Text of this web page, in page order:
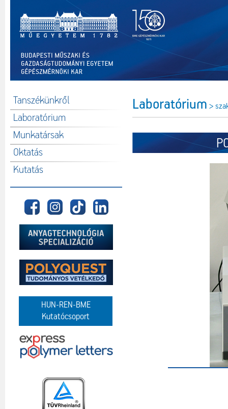
Tanszékünkről
Laboratórium
Munkatársak
Oktatás
Kutatás
HUN-REN-BME
Kutatócsoport
Laboratórium >